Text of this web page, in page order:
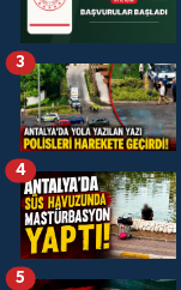
3
4
5